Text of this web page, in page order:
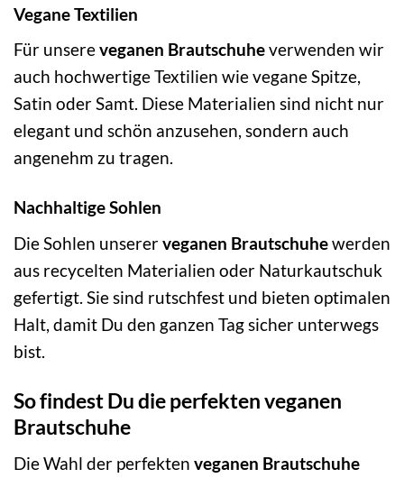
Vegane Textilien
Für unsereveganen Brautschuheverwenden wir
auch hochwertige Textilien wie vegane Spitze,
Satin oder Samt. Diese Materialien sind nicht nur
elegant und schön anzusehen, sondern auch
angenehm zu tragen.
Nachhaltige Sohlen
Die Sohlen unsererveganen Brautschuhewerden
aus recycelten Materialien oder Naturkautschuk
gefertigt. Sie sind rutschfest und bieten optimalen
Halt, damit Du den ganzen Tag sicher unterwegs
bist.
So findest Du die perfekten veganen
Brautschuhe
Die Wahl der perfekten veganen Brautschuhe